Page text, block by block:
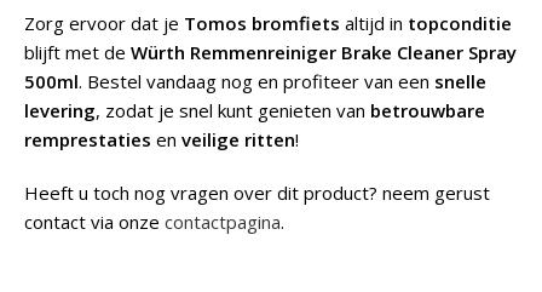
Zorg ervoor dat je Tomos bromfiets altijd in topconditie
blijft met de Würth Remmenreiniger Brake Cleaner Spray
500ml. Bestel vandaag nog en profiteer van een snelle
levering, zodat je snel kunt genieten van betrouwbare
remprestaties en veilige ritten!
Heeft u toch nog vragen over dit product? neem gerust
contact via onze contactpagina.